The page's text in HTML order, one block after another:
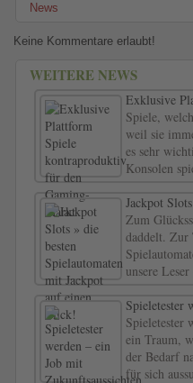
News
Keine Kommentare erlaubt!
WEITERE NEWS
Exklusive
Spiele,
weil sie
es sehr
Konsolen
Jackpot
Zum
daddelt. Zur
unsere
Spieletester
Spieletester
ein Traum,
der Bedarf
für sich